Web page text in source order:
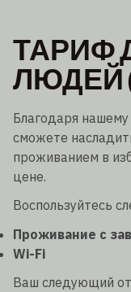
ТАРИФ
ЛЮДЕЙ
Благодаря
сможете
проживанием в
цене.
Воспользуйтесь
Проживание с
Wi-Fi
Ваш следующий